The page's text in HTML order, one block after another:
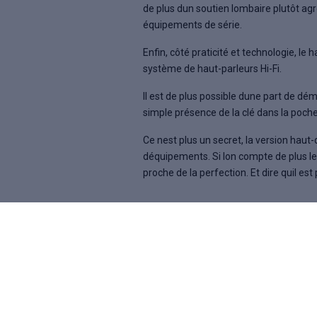
de plus dun soutien lombaire plutôt
équipements de série.
Enfin, côté praticité et technologie, le
système de haut-parleurs Hi-Fi.
Il est de plus possible dune part de
simple présence de la clé dans la
Ce nest plus un secret, la version
déquipements. Si lon compte de
proche de la perfection. Et dire quil est